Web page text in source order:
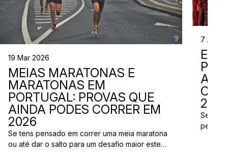
19 Mar 2026
MEIAS MARATONAS E
MARATONAS EM
PORTUGAL: PROVAS QUE
AINDA PODES CORRER EM
2026
Se tens pensado em correr uma meia maratona
ou até dar o salto para um desafio maior este
7 Abr
Se
perto